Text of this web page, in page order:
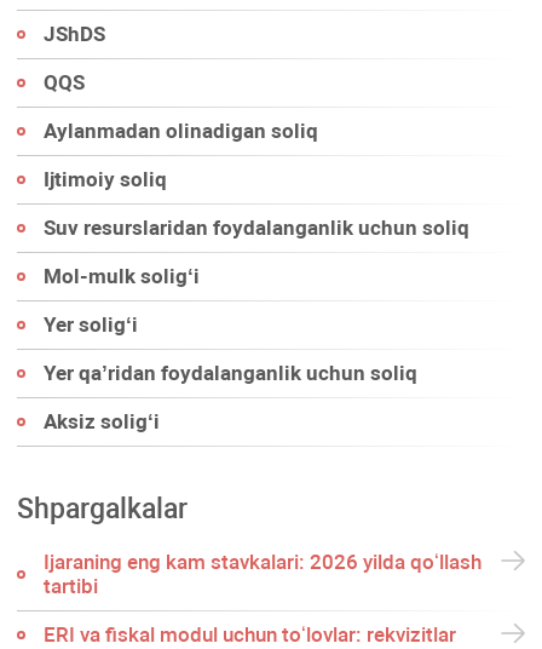
JShDS
QQS
Aylanmadan olinadigan soliq
Ijtimoiy soliq
Suv resurslaridan foydalanganlik uchun soliq
Mol-mulk soligʻi
Yer soligʻi
Yer qa’ridan foydalanganlik uchun soliq
Aksiz soligʻi
Shpargalkalar
Ijaraning eng kam stavkalari: 2026 yilda qoʻllash
tartibi
ERI va fiskal modul uchun toʻlovlar: rekvizitlar